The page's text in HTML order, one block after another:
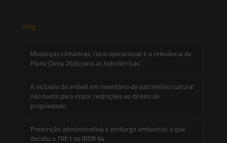
Blog
Mudanças climáticas, risco operacional e a relevância do
Plano Clima 2026 para as hidrelétricas
A inclusão de imóvel em inventário de patrimônio cultural
não basta para impor restrições ao direito de
propriedade:
Prescrição administrativa e embargo ambiental: o que
decidiu o TRF1 no IRDR 94